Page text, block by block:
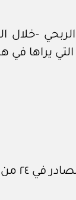
-
يراها في